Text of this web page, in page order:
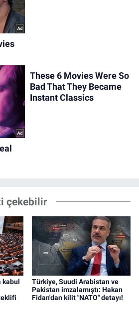
çekebilir
kabul
Türkiye, Suudi Arabistan ve
Pakistan imzalamıştı: Hakan
Fidan'dan kilit "NATO" detayı!